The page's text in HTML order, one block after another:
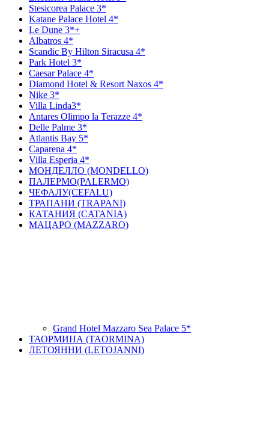
Stesicorea Palace 3*
Katane Palace Hotel 4*
Le Dune 3*+
Albatros 4*
Scandic By Hilton Siracusa 4*
Park Hotel 3*
Caesar Palace 4*
Diamond Hotel & Resort Naxos 4*
Nike 3*
Villa Linda3*
Antares Olimpo la Terazze 4*
Delle Palme 3*
Atlantis Bay 5*
Caparena 4*
Villa Esperia 4*
МОНДЕЛЛО (MONDELLO)
ПАЛЕРМО(PALERMO)
ЧЕФАЛУ(CEFALU)
ТРАПАНИ (TRAPANI)
КАТАНИЯ (CATANIA)
МАЦАРО (MAZZARO)
Grand Hotel Mazzaro Sea Palace 5*
ТАОРМИНА (TAORMINA)
ЛЕТОЯННИ (LETOJANNI)